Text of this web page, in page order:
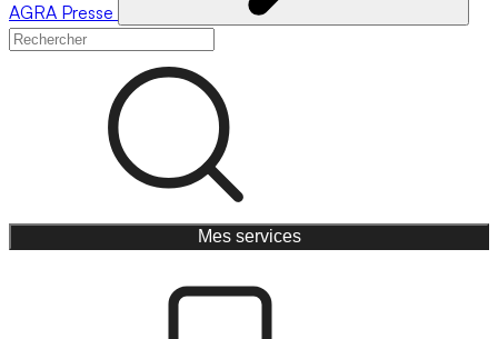
AGRA Presse
Mes services